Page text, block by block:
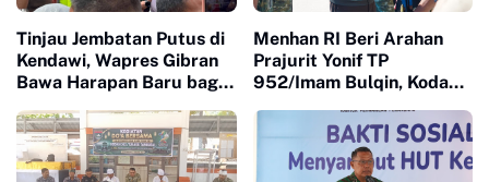
Tinjau Jembatan Putus di
Kendawi, Wapres Gibran
Bawa Harapan Baru bagi
Terisolasi
Menhan RI Beri Arahan
Prajurit Yonif TP
952/Imam Bulqin, Kodam
Percepat Penguatan
Satuan